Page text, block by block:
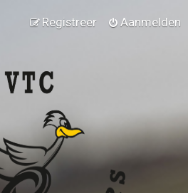
Aanmelden
Registreer